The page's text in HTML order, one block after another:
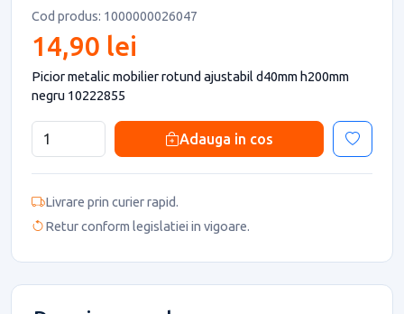
Cod produs: 1000000026047
14,90 lei
Picior metalic mobilier rotund ajustabil d40mm h200mm
negru 10222855
Adauga in cos
Livrare prin curier rapid.
Retur conform legislatiei in vigoare.